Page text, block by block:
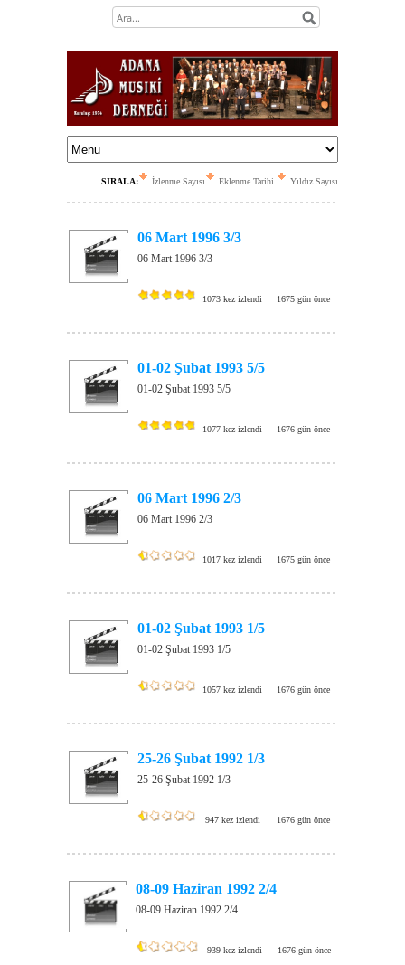
SIRALA: İzlenme Sayısı Eklenme Tarihi Yıldız Sayısı
06 Mart 1996 3/3
06 Mart 1996 3/3
1073 kez izlendi 1675 gün önce
01-02 Şubat 1993 5/5
01-02 Şubat 1993 5/5
1077 kez izlendi 1676 gün önce
06 Mart 1996 2/3
06 Mart 1996 2/3
1017 kez izlendi 1675 gün önce
01-02 Şubat 1993 1/5
01-02 Şubat 1993 1/5
1057 kez izlendi 1676 gün önce
25-26 Şubat 1992 1/3
25-26 Şubat 1992 1/3
947 kez izlendi 1676 gün önce
08-09 Haziran 1992 2/4
08-09 Haziran 1992 2/4
939 kez izlendi 1676 gün önce